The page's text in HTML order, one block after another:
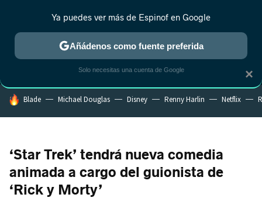
MENÚ NUEVO
ESTRENOS REALITY ANIME RANKINGS CINE
HOY SE HABLA DE
Blade Michael Douglas Disney Renny Harlin Netflix
‘Star Trek’ tendrá nueva comedia
animada a cargo del guionista de
‘Rick y Morty’
×
Ya puedes ver más de Espinof en Google
Añádenos como fuente preferida
Solo necesitas una cuenta de Google